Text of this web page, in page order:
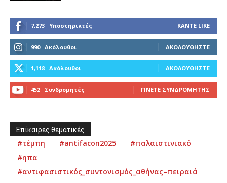
7,273 Υποστηρικτές ΚΆΝΤΕ LIKE
990 Ακόλουθοι ΑΚΟΛΟΥΘΉΣΤΕ
1,118 Ακόλουθοι ΑΚΟΛΟΥΘΉΣΤΕ
452 Συνδρομητές ΓΊΝΕΤΕ ΣΥΝΔΡΟΜΗΤΉΣ
Επίκαιρες θεματικές
#τέμπη #antifacon2025
#παλαιστινιακό
#ηπα
#αντιφασιστικός_συντονισμός_αθήνας–πειραιά